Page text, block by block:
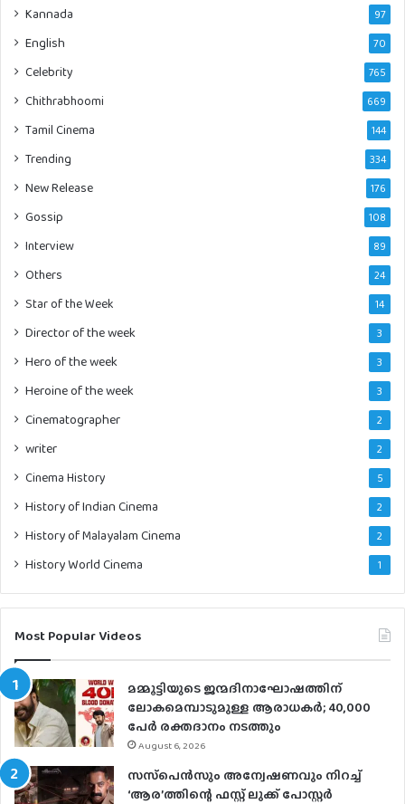
Kannada 97
English 70
Celebrity 765
Chithrabhoomi 669
Tamil Cinema 144
Trending 334
New Release 176
Gossip 108
Interview 89
Others 24
Star of the Week 14
Director of the week 3
Hero of the week 3
Heroine of the week 3
Cinematographer 2
writer 2
Cinema History 5
History of Indian Cinema 2
History of Malayalam Cinema 2
History World Cinema 1
Most Popular Videos
മമ്മൂട്ടിയുടെ ജന്മദിനാഘോഷത്തിന്
ലോകമെമ്പാടുമുള്ള ആരാധകര്‍; 40,000
പേര്‍ രക്തദാനം നടത്തും
August 6, 2026
സസ്‌പെന്‍സും അന്വേഷണവും നിറച്ച്
‘ആര’ത്തിന്റെ ഫസ്റ്റ് ലുക്ക് പോസ്റ്റര്‍